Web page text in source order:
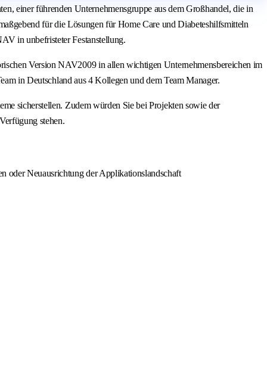
einer führenden Unternehmensgruppe aus dem Großhandel, die in
für die Lösungen für Home Care und Diabeteshilfsmitteln
in unbefristeter Festanstellung.
Version NAV2009 in allen wichtigen Unternehmensbereichen im
in Deutschland aus 4 Kollegen und dem Team Manager.
sicherstellen. Zudem würden Sie bei Projekten sowie der
stehen.
oder Neuausrichtung der Applikationslandschaft